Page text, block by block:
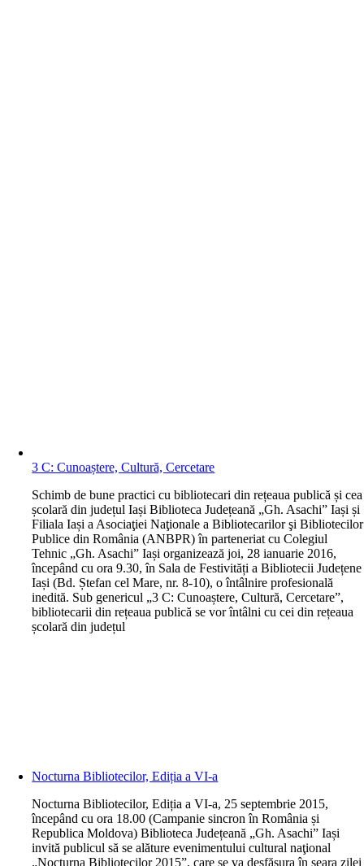
3 C: Cunoaștere, Cultură, Cercetare
Schimb de bune practici cu bibliotecari din rețeaua publică și cea
școlară din județul Iași Biblioteca Județeană „Gh. Asachi” Iași și
Filiala Iași a Asociaţiei Naţionale a Bibliotecarilor şi Bibliotecilor
Publice din România (ANBPR) în parteneriat cu Colegiul
Tehnic „Gh. Asachi” Iași organizează joi, 28 ianuarie 2016,
începând cu ora 9.30, în Sala de Festivități a Bibliotecii Județene
Iași (Bd. Ștefan cel Mare, nr. 8-10), o întâlnire profesională
inedită. Sub genericul „3 C: Cunoaștere, Cultură, Cercetare”,
bibliotecarii din rețeaua publică se vor întâlni cu cei din rețeaua
școlară din județul
Nocturna Bibliotecilor, Ediția a VI-a
Nocturna Bibliotecilor, Ediția a VI-a, 25 septembrie 2015,
începând cu ora 18.00 (Campanie sincron în România și
Republica Moldova) Biblioteca Județeană „Gh. Asachi” Iași
invită publicul să se alăture evenimentului cultural naţional
„Nocturna Bibliotecilor 2015”, care se va desfășura în seara zilei